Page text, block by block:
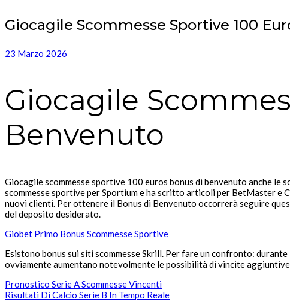
Giocagile Scommesse Sportive 100
23 Marzo 2026
Giocagile
Benvenuto
Giocagile scommesse sportive 100 euros bonus di benvenuto anche le
scommesse sportive per Sportium e ha scritto articoli per BetMaster e
nuovi clienti. Per ottenere il Bonus di Benvenuto occorrerà seguire
del deposito desiderato.
Giobet Primo Bonus Scommesse Sportive
Esistono bonus sui siti scommesse Skrill. Per fare un confronto:
ovviamente aumentano notevolmente le possibilità di vincite
Pronostico Serie A Scommesse Vincenti
Risultati Di Calcio Serie B In Tempo Reale